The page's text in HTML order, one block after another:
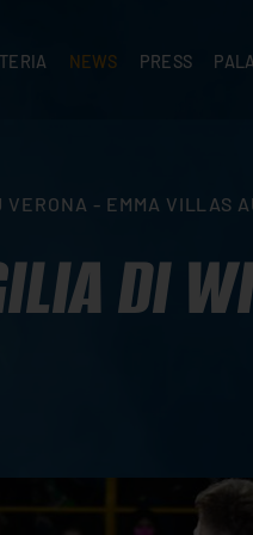
NEWS PRESS
KIDS
- EMMA VILLAS
DI